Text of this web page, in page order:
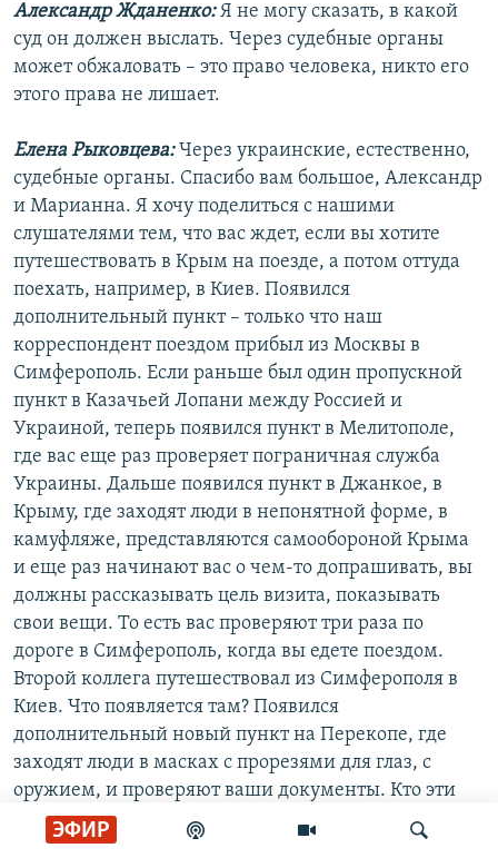
ЭФИР
Александр Жданенко:Я не могу сказать, в какой
суд он должен выслать. Через судебные органы
может обжаловать – это право человека, никто его
этого права не лишает.
Елена Рыковцева:Через украинские, естественно,
судебные органы. Спасибо вам большое, Александр
и Марианна. Я хочу поделиться с нашими
слушателями тем, что вас ждет, если вы хотите
путешествовать в Крым на поезде, а потом оттуда
поехать, например, в Киев. Появился
дополнительный пункт – только что наш
корреспондент поездом прибыл из Москвы в
Симферополь. Если раньше был один пропускной
пункт в Казачьей Лопани между Россией и
Украиной, теперь появился пункт в Мелитополе,
где вас еще раз проверяет пограничная служба
Украины. Дальше появился пункт в Джанкое, в
Крыму, где заходят люди в непонятной форме, в
камуфляже, представляются самообороной Крыма
и еще раз начинают вас о чем-то допрашивать, вы
должны рассказывать цель визита, показывать
свои вещи. То есть вас проверяют три раза по
дороге в Симферополь, когда вы едете поездом.
Второй коллега путешествовал из Симферополя в
Киев. Что появляется там? Появился
дополнительный новый пункт на Перекопе, где
заходят люди в масках с прорезями для глаз, с
оружием, и проверяют ваши документы. Кто эти
люди – неизвестно, но лучше не спорить и не
спрашивать. Мой коллега сказал, что он не рискнул